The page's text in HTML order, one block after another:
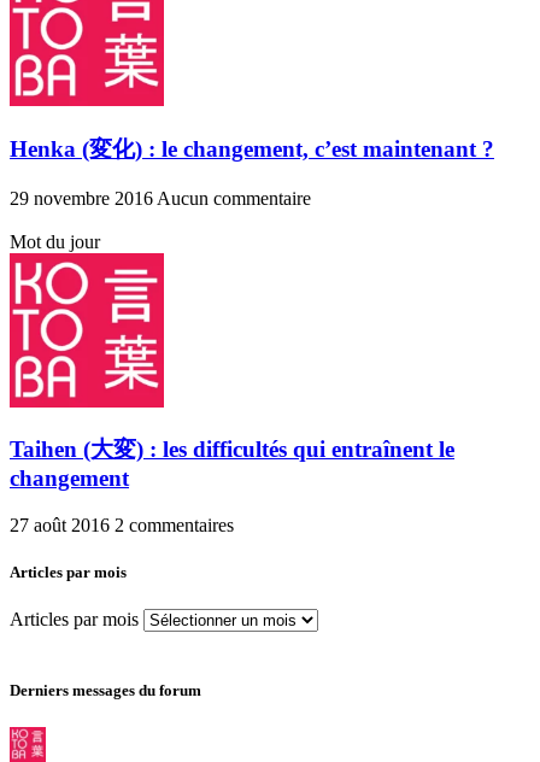
Henka (変化) : le changement, c’est maintenant ?
29 novembre 2016 Aucun commentaire
Mot du jour
Taihen (大変) : les difficultés qui entraînent le
changement
27 août 2016 2 commentaires
Articles par mois
Articles par mois
Derniers messages du forum